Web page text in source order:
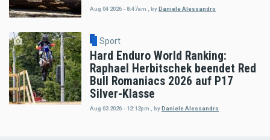
Aug 04 2026 - 8:47am , byDaniele Alessandro
Sport
Hard Enduro World Ranking:
Raphael Herbitschek beendet Red
Bull Romaniacs 2026 auf P17
Silver-Klasse
Aug 03 2026 - 12:12pm byDaniele Alessandro